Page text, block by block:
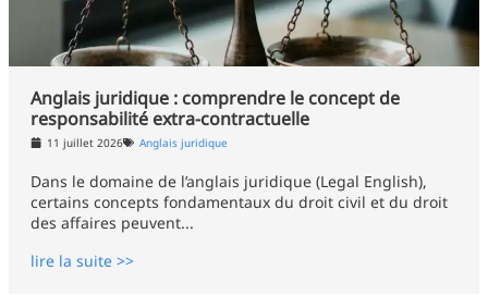
Anglais juridique : comprendre le concept de
responsabilité extra-contractuelle
11 juillet 2026 Anglais juridique
Dans le domaine de l’anglais juridique (Legal English),
certains concepts fondamentaux du droit civil et du droit
des affaires peuvent...
lire la suite >>